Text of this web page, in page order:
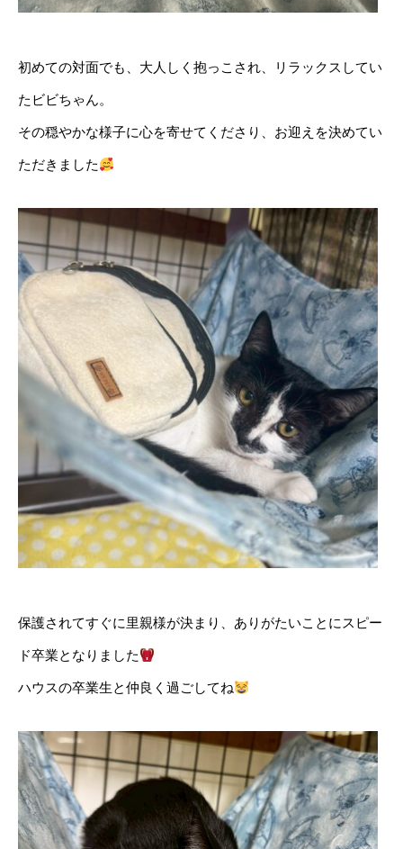
初めての対面でも、大人しく抱っこされ、リラックスしてい
たビビちゃん。
その穏やかな様子に心を寄せてくださり、お迎えを決めてい
ただきました
保護されてすぐに里親様が決まり、ありがたいことにスピー
ド卒業となりました
ハウスの卒業生と仲良く過ごしてね